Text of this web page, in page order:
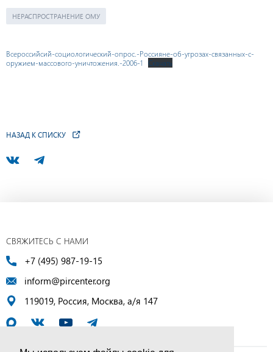
НЕРАСПРОСТРАНЕНИЕ ОМУ
Всероссийсий-социологический-опрос.-Россияне-об-угрозах-связанных-с-
оружием-массового-уничтожения.-2006-1
Скачать
НАЗАД К СПИСКУ
СВЯЖИТЕСЬ С НАМИ
+7 (495) 987-19-15
inform@pircenter.org
119019, Россия, Москва, а/я 147